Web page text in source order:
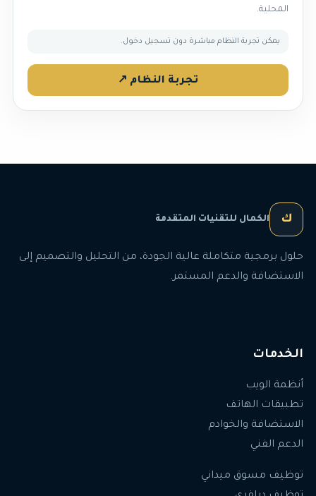
المحلية.
يمكن تجربة النظام مباشرة دون تسجيل دخول.
تجربة النظام ↗
ك الكمال للتقنيات المتقدمة
حلول برمجية متكاملة عالية الجودة، من التحليل والتصميم إلى
الاستضافة والدعم المستمر.
الخدمات
أنظمة الويب
تطبيقات الهاتف
الاستضافة والخوادم
الدعم الفني
توظيف مسوق ميداني